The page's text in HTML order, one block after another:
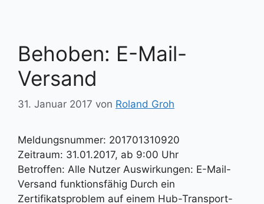
Behoben: E-Mail-
Versand
31. Januar 2017 von Roland Groh
Meldungsnummer: 201701310920
Zeitraum: 31.01.2017, ab 9:00 Uhr
Betroffen: Alle Nutzer Auswirkungen: E-Mail-
Versand funktionsfähig Durch ein
Zertifikatsproblem auf einem Hub-Transport-